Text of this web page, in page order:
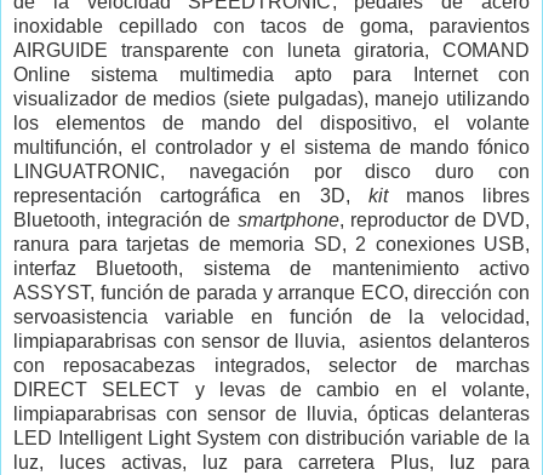
inoxidable cepillado con tacos de goma, paravientos
AIRGUIDE transparente con luneta giratoria, COMAND
Online sistema multimedia apto para Internet con
visualizador de medios (siete pulgadas), manejo utilizando
los elementos de mando del dispositivo, el volante
multifunción, el controlador y el sistema de mando fónico
LINGUATRONIC, navegación por disco duro con
representación cartográfica en 3D, kitmanos libres
Bluetooth, integración de smartphone, reproductor de DVD,
ranura para tarjetas de memoria SD, 2 conexiones USB,
interfaz Bluetooth, sistema de mantenimiento activo
ASSYST, función de parada y arranque ECO, dirección con
servoasistencia variable en función de la velocidad,
limpiaparabrisas con sensor de lluvia, asientos delanteros
con reposacabezas integrados, selector de marchas
DIRECT SELECT y levas de cambio en el volante,
limpiaparabrisas con sensor de lluvia, ópticas delanteras
LED Intelligent Light System con distribución variable de la
luz, luces activas, luz para carretera Plus, luz para